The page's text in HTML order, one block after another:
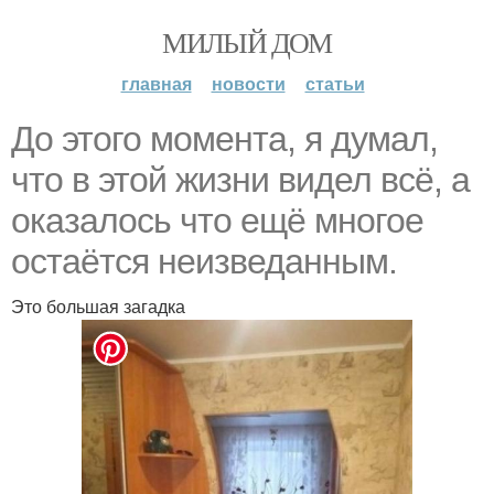
МИЛЫЙ ДОМ
главная новости статьи
До этого момента, я думал,
что в этой жизни видел всё, а
оказалось что ещё многое
остаётся неизведанным.
Это большая загадка